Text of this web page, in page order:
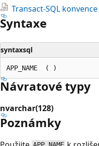
Transact-SQL
Syntaxe
syntaxsql
Návratové typy
nvarchar(128)
Poznámky